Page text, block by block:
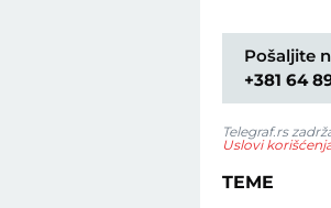
Pošaljite
+381 64
Telegraf.rs
Uslovi
TEME